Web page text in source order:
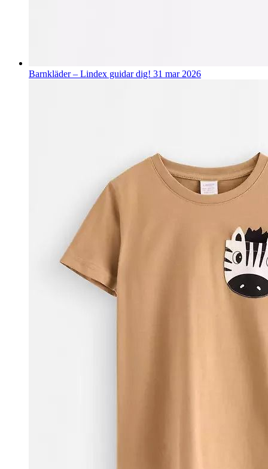
Barnkläder – Lindex guidar dig! 31 mar 2026